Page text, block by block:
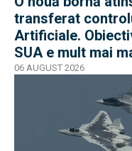
transferat
Artificiale.
SUA e mult mai
06 AUGUST 2026